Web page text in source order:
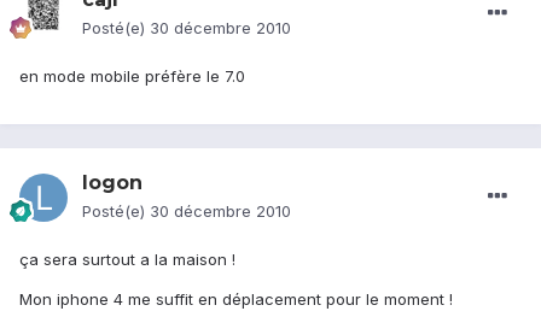
Posté(e) 30 décembre 2010
en mode mobile préfère le 7.0
logon
Posté(e) 30 décembre 2010
ça sera surtout a la maison !
Mon iphone 4 me suffit en déplacement pour le moment !